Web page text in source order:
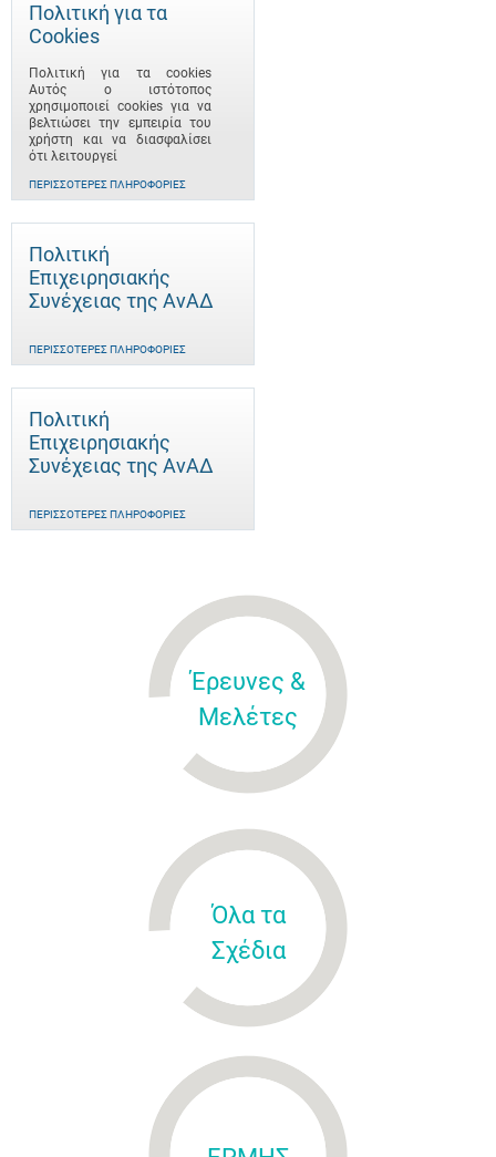
Πολιτική για τα
Cookies
Πολιτική για τα cookies
Αυτός ο ιστότοπος
χρησιμοποιεί cookies για να
βελτιώσει την εμπειρία του
χρήστη και να διασφαλίσει
ότι λειτουργεί
ΠΕΡΙΣΣΌΤΕΡΕΣ ΠΛΗΡΟΦΟΡΊΕΣ
Πολιτική
Επιχειρησιακής
Συνέχειας της ΑνΑΔ
ΠΕΡΙΣΣΌΤΕΡΕΣ ΠΛΗΡΟΦΟΡΊΕΣ
Πολιτική
Επιχειρησιακής
Συνέχειας της ΑνΑΔ
ΠΕΡΙΣΣΌΤΕΡΕΣ ΠΛΗΡΟΦΟΡΊΕΣ
Έρευνες &
Μελέτες
Όλα τα
Σχέδια